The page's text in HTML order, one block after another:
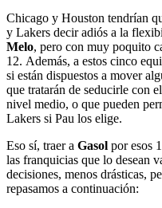
Chicago y Houston tendrían
y Lakers decir adiós a la
Melo, pero con muy poquito
12. Además, a estos cinco
si están dispuestos a mover
que tratarán de seducirle con
nivel medio, o que pueden
Lakers si Pau los elige.
Eso sí, traer a Gasol por esos
las franquicias que lo desean
decisiones, menos drásticas,
repasamos a continuación: